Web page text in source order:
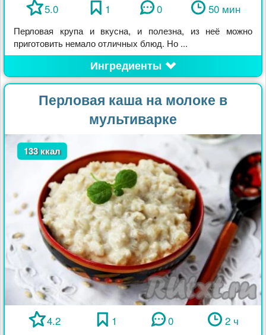
5.0 1 0 50 мин
Перловая крупа и вкусна, и полезна, из неё можно
приготовить немало отличных блюд. Но ...
Ингредиенты
Перловая каша на молоке в
мультиварке
133 ккал
4.2 1 0 2 ч